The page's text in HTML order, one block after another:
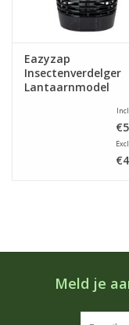
Eazyzap
Insectenverdelger
Lantaarnmodel
Meld je